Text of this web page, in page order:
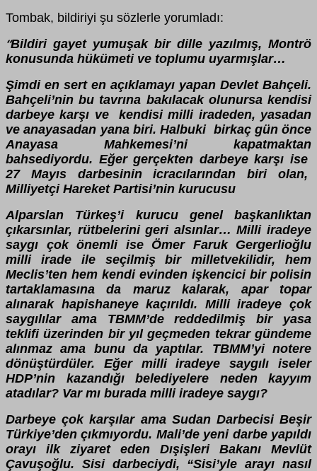
Tombak, bildiriyi şu sözlerle yorumladı:
“Bildiri gayet yumuşak bir dille yazılmış, Montrö
konusunda hükümeti ve toplumu uyarmışlar…
Şimdi en sert en açıklamayı yapan Devlet Bahçeli.
Bahçeli’nin bu tavrına bakılacak olunursa kendisi
darbeye karşı ve kendisi milli iradeden, yasadan
ve anayasadan yana biri. Halbuki birkaç gün önce
Anayasa Mahkemesi’ni kapatmaktan
bahsediyordu. Eğer gerçekten darbeye karşı ise
27 Mayıs darbesinin icracılarından biri olan,
Milliyetçi Hareket Partisi’nin kurucusu
Alparslan Türkeş’i kurucu genel başkanlıktan
çıkarsınlar, rütbelerini geri alsınlar… Milli iradeye
saygı çok önemli ise Ömer Faruk Gergerlioğlu
milli irade ile seçilmiş bir milletvekilidir, hem
Meclis’ten hem kendi evinden işkencici bir polisin
tartaklamasına da maruz kalarak, apar topar
alınarak hapishaneye kaçırıldı. Milli iradeye çok
saygılılar ama TBMM’de reddedilmiş bir yasa
teklifi üzerinden bir yıl geçmeden tekrar gündeme
alınmaz ama bunu da yaptılar. TBMM’yi notere
dönüştürdüler. Eğer milli iradeye saygılı iseler
HDP’nin kazandığı belediyelere neden kayyım
atadılar? Var mı burada milli iradeye saygı?
Darbeye çok karşılar ama Sudan Darbecisi Beşir
Türkiye’den çıkmıyordu. Mali’de yeni darbe yapıldı
orayı ilk ziyaret eden Dışişleri Bakanı Mevlüt
Çavuşoğlu. Sisi darbeciydi, “Sisi’yle arayı nasıl